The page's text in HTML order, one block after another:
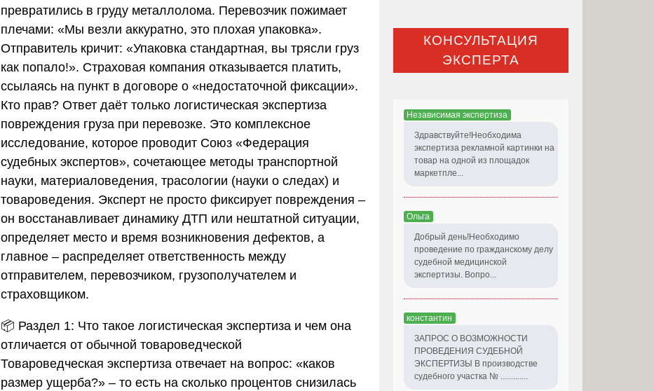
превратились в груду металлолома. Перевозчик пожимает
плечами: «Мы везли аккуратно, это плохая упаковка».
Отправитель кричит: «Упаковка стандартная, вы трясли груз
как попало!». Страховая компания отказывается платить,
ссылаясь на пункт в договоре о «недостаточной фиксации».
Кто прав? Ответ даёт только логистическая экспертиза
повреждения груза при перевозке. Это комплексное
исследование, которое проводит Союз «Федерация
судебных экспертов», сочетающее методы транспортной
науки, материаловедения, трасологии (науки о следах) и
товароведения. Эксперт не просто фиксирует повреждения –
он восстанавливает динамику ДТП или нештатной ситуации,
определяет место и время возникновения дефектов, а
главное – распределяет ответственность между
отправителем, перевозчиком, грузополучателем и
страховщиком.
📦 Раздел 1: Что такое логистическая экспертиза и чем она
отличается от обычной товароведческой
Товароведческая экспертиза отвечает на вопрос: «каков
размер ущерба?» – то есть на сколько процентов снизилась
КОНСУЛЬТАЦИЯ
ЭКСПЕРТА
Независимая экспертиза
Здравствуйте!Необходима
экспертиза рекламной картинки на
товар на одной из площадок
маркетпле...
Ольга
Добрый день!Необходимо
проведение по гражданскому делу
судебной медицинской
экспертизы. Вопро...
константин
ЗАПРОС О ВОЗМОЖНОСТИ
ПРОВЕДЕНИЯ СУДЕБНОЙ
ЭКСПЕРТИЗЫ В производстве
судебного участка № .............